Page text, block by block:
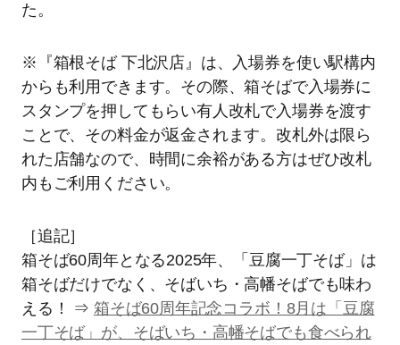
た。
※『箱根そば 下北沢店』は、入場券を使い駅構内
からも利用できます。その際、箱そばで入場券に
スタンプを押してもらい有人改札で入場券を渡す
ことで、その料金が返金されます。改札外は限ら
れた店舗なので、時間に余裕がある方はぜひ改札
内もご利用ください。
［追記］
箱そば60周年となる2025年、「豆腐一丁そば」は
箱そばだけでなく、そばいち・高幡そばでも味わ
える！ ⇒ 箱そば60周年記念コラボ！8月は「豆腐
一丁そば」が、そばいち・高幡そばでも食べられ